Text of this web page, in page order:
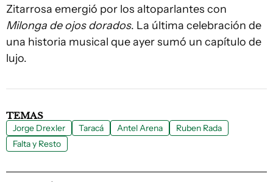
Zitarrosa emergió por los altoparlantes con
Milonga de ojos dorados. La última celebración de
una historia musical que ayer sumó un capítulo de
lujo.
TEMAS
Jorge Drexler Taracá Antel Arena
Ruben Rada
Falta y Resto